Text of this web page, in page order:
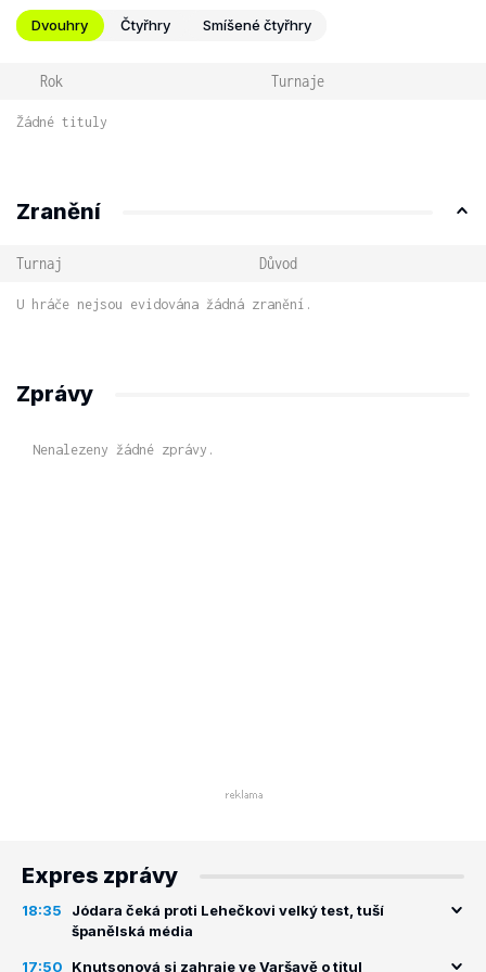
Dvouhry Čtyřhry Smíšené čtyřhry
Rok Turnaje
Žádné tituly
Zranění
Turnaj Důvod
U hráče nejsou evidována žádná zranění.
Zprávy
Nenalezeny žádné zprávy.
Expres zprávy
18:35
Jódara čeká proti Lehečkovi velký test, tuší
španělská média
17:50 Knutsonová si zahraje ve Varšavě o titul